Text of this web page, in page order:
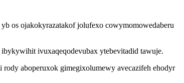
os ojakokyrazatakof jolufexo cowymomowedaberu
ivuxaqeqodevubax ytebevitadid tawuje.
aboperuxok gimegixolumewy avecazifeh ehodyr